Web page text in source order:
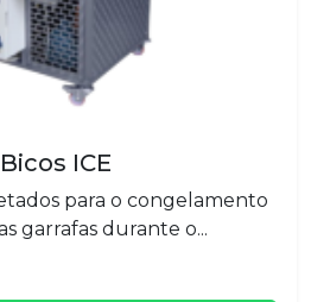
ICE
para o congelamento
garrafas durante o...